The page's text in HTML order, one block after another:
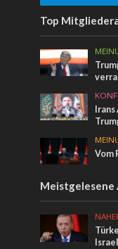
Top
Vom
Meistgelesene